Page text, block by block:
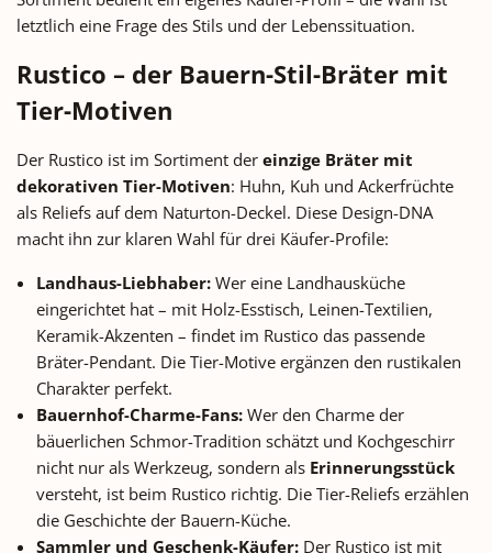
alltagstauglicher Familien-Größe.
markante Jubiläums-Design Was
ersten Blick erkennbar macht,
Reliefs auf der Außenseite: Eine
Lyra (antikes Saiteninstrument),
eine korinthische Säule und das
Portrait eines römischen Kaisers
eine direkte Anspielung auf den
Brand-Namen Römertopf. Auf
dem Deckel prangt eine
lorbeerumkränzte „40", die das
Jubiläum würdigt. Diese
Verzierungen machen den Bräter
nicht nur funktional, sondern zu
einem Hingucker auf der Festtafel
– passend für klassische
Esszimmer, Landhausküchen und
alle, die hochwertiges
alltagstauglicher Familien-
markante Jubiläums-Design
Reliefs auf der Außenseite:
Lyra (antikes
eine korinthische Säule und
Portrait eines römischen
eine direkte Anspielung auf
Brand-Namen Römertopf.
dem Deckel prangt eine
lorbeerumkränzte „40", die
Verzierungen machen den
nicht nur funktional,
einem Hingucker auf der
– passend für klassische
Esszimmer, Landhausküchen
letztlich eine Frage des Stils und der Lebenssituation.
Rustico – der Bauern-Stil-Bräter mit
Tier-Motiven
Der Rustico ist im Sortiment der einzige Bräter mit
dekorativen Tier-Motiven: Huhn, Kuh und Ackerfrüchte
als Reliefs auf dem Naturton-Deckel. Diese Design-DNA
macht ihn zur klaren Wahl für drei Käufer-Profile:
Landhaus-Liebhaber: Wer eine Landhausküche
eingerichtet hat – mit Holz-Esstisch, Leinen-Textilien,
Keramik-Akzenten – findet im Rustico das passende
Bräter-Pendant. Die Tier-Motive ergänzen den rustikalen
Charakter perfekt.
Bauernhof-Charme-Fans: Wer den Charme der
bäuerlichen Schmor-Tradition schätzt und Kochgeschirr
nicht nur als Werkzeug, sondern als Erinnerungsstück
versteht, ist beim Rustico richtig. Die Tier-Reliefs erzählen
die Geschichte der Bauern-Küche.
Sammler und Geschenk-Käufer: Der Rustico ist mit